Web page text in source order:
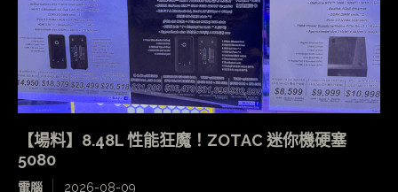
【場料】8.48L 性能狂魔！ZOTAC 迷你機硬塞
5080
電腦 2026-08-09